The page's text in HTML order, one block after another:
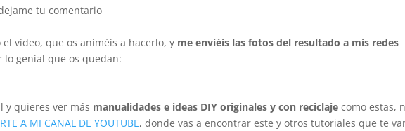
tu comentario
vídeo, que os animéis a hacerlo, y me enviéis las fotos del resultado a mis redes
lo genial que os quedan:
y quieres ver más manualidades e ideas DIY originales y con reciclaje como estas,
A MI CANAL DE YOUTUBE, donde vas a encontrar este y otros tutoriales que te